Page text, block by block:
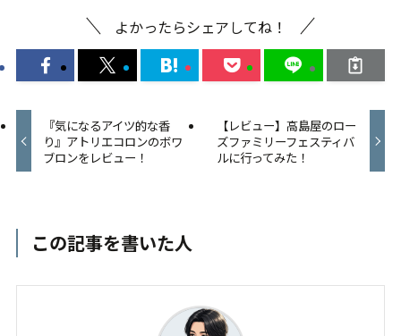
よかったらシェアしてね！
『気になるアイツ的な香
り』アトリエコロンのボワ
ブロンをレビュー！
【レビュー】高島屋のロー
ズファミリーフェスティバ
ルに行ってみた！
この記事を書いた人